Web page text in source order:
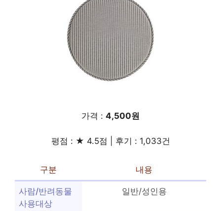
가격 : 4,500원
평점 : ★ 4.5점 | 후기 : 1,033건
구분 내용
사람/반려동물
사용대상
일반/성인용